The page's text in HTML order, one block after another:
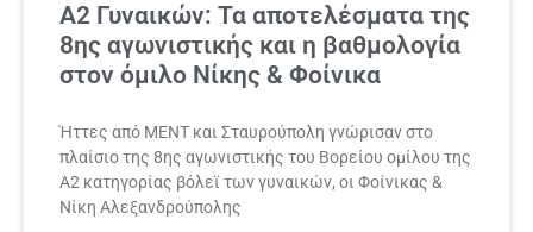
Α2 Γυναικών: Τα αποτελέσματα της
8ης αγωνιστικής και η βαθμολογία
στον όμιλο Νίκης & Φοίνικα
Ήττες από ΜΕΝΤ και Σταυρούπολη γνώρισαν στο
πλαίσιο της 8ης αγωνιστικής του Βορείου ομίλου της
Α2 κατηγορίας βόλεϊ των γυναικών, οι Φοίνικας &
Νίκη Αλεξανδρούπολης